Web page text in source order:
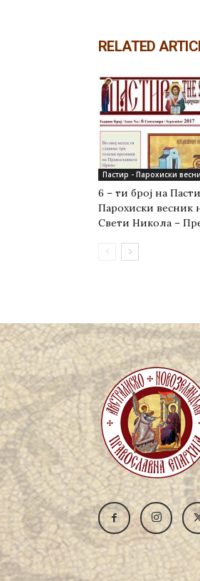
RELATED
Пастир - Парохиски
6 – ти број на
Парохиски
Свети Никола –